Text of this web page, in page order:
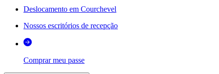
Deslocamento em Courchevel
Nossos escritórios de recepção
Comprar meu passe